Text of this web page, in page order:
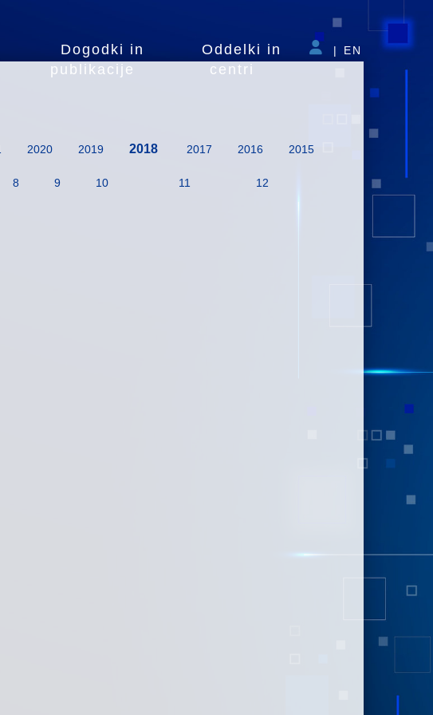
Dogodki in
publikacije
Oddelki in
centri
| EN
2020 2019 2018 2017 2016 2015
8 9 10 11 12